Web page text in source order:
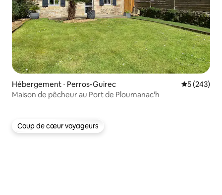
Hébergement ⋅ Perros-Guirec Évaluation
5 (243)
Maison de pêcheur au Port de Ploumanac'h
Coup de cœur voyageurs
Coup de cœur voyageurs